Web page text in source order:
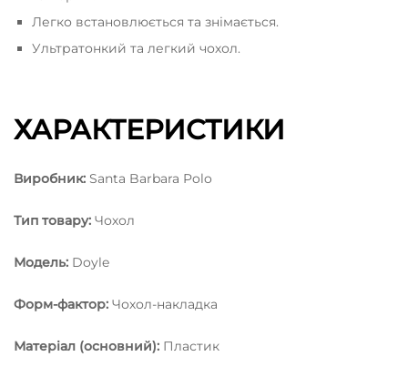
Легко встановлюється та знімається.
Ультратонкий та легкий чохол.
ХАРАКТЕРИСТИКИ
Виробник: Santa Barbara Polo
Тип товару: Чохол
Модель: Doyle
Форм-фактор: Чохол-накладка
Матеріал (основний): Пластик